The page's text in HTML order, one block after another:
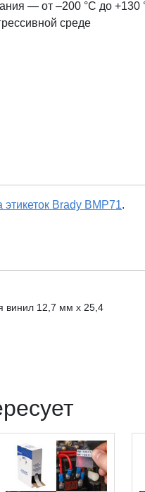
— от –200 °C до +130
среде
Brady BMP71.
винил 12,7 мм х 25,4